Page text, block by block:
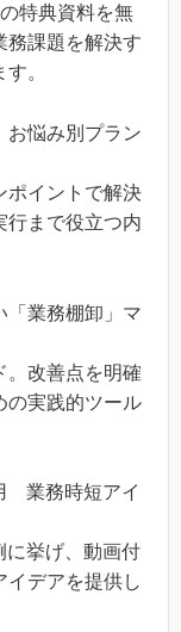
特典資料を無
務課題を解決す
。
悩み別プラン
ポイントで解決
行まで役立つ内
業務棚卸」マ
。改善点を明確
の実践的ツール
業務時短アイ
に挙げ、動画付
イデアを提供し